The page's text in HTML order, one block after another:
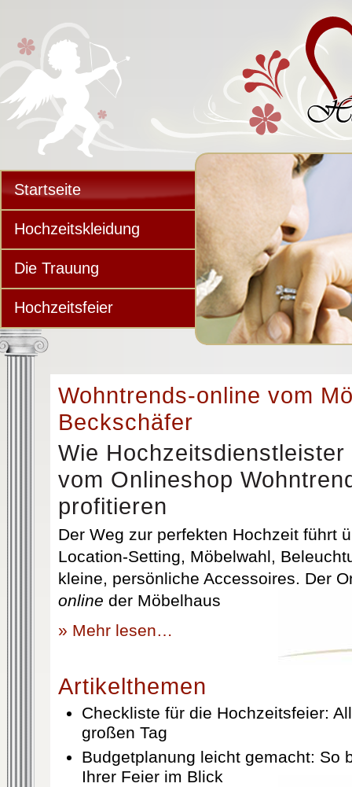
Startseite
Hochzeitskleidung
Die Trauung
Hochzeitsfeier
Wohntrends-online vom
Beckschäfer
Wie
vom Onlineshop
profitieren
Der Weg zur perfekten Hochzeit führt
Location-Setting, Möbelwahl,
kleine, persönliche Accessoires. Der
online der Möbelhaus
» Mehr lesen…
Artikelthemen
Checkliste für die Hochzeitsfeier:
großen Tag
Budgetplanung leicht gemacht: So
Ihrer Feier im Blick